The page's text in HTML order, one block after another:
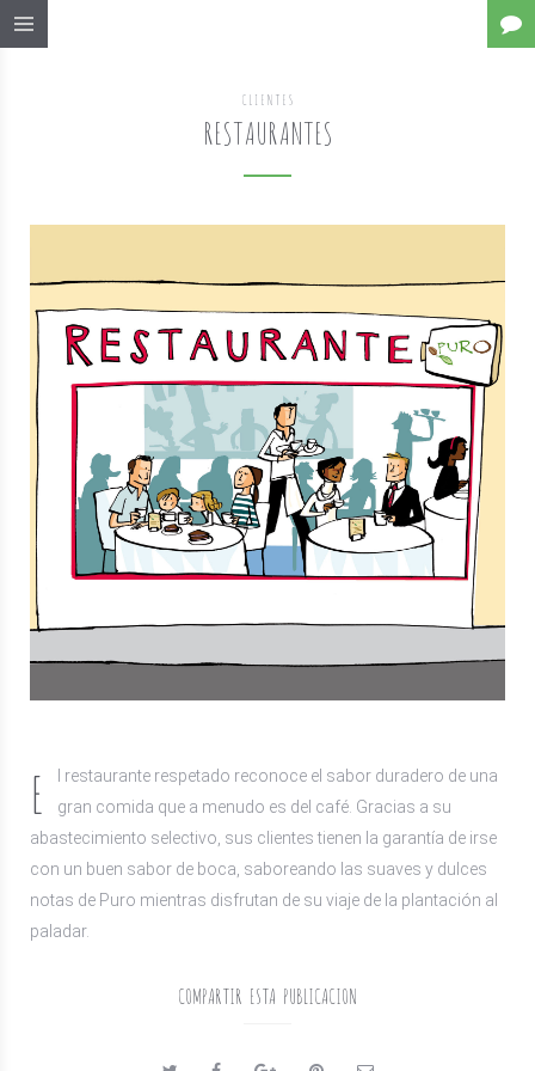
CLIENTES
RESTAURANTES
E
l restaurante respetado reconoce el sabor duradero de una
gran comida que a menudo es del café. Gracias a su
abastecimiento selectivo, sus clientes tienen la garantía de irse
con un buen sabor de boca, saboreando las suaves y dulces
notas de Puro mientras disfrutan de su viaje de la plantación al
paladar.
COMPARTIR ESTA PUBLICACION